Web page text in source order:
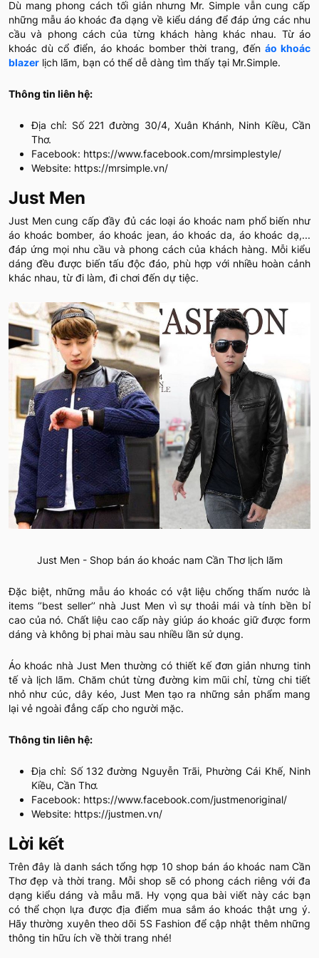
Dù mang phong cách tối giản nhưng Mr. Simple vẫn cung cấp
những mẫu áo khoác đa dạng về kiểu dáng để đáp ứng các nhu
cầu và phong cách của từng khách hàng khác nhau. Từ áo
khoác dù cổ điển, áo khoác bomber thời trang, đến áo khoác
blazer lịch lãm, bạn có thể dễ dàng tìm thấy tại Mr.Simple.
Thông tin liên hệ:
Địa chỉ: Số 221 đường 30/4, Xuân Khánh, Ninh Kiều, Cần
Thơ.
Facebook: https://www.facebook.com/mrsimplestyle/
Website: https://mrsimple.vn/
Just Men
Just Men cung cấp đầy đủ các loại áo khoác nam phổ biến như
áo khoác bomber, áo khoác jean, áo khoác da, áo khoác dạ,...
đáp ứng mọi nhu cầu và phong cách của khách hàng. Mỗi kiểu
dáng đều được biến tấu độc đáo, phù hợp với nhiều hoàn cảnh
khác nhau, từ đi làm, đi chơi đến dự tiệc.
Just Men - Shop bán áo khoác nam Cần Thơ lịch lãm
Đặc biệt, những mẫu áo khoác có vật liệu chống thấm nước là
items ‘’best seller’’ nhà Just Men vì sự thoải mái và tính bền bỉ
cao của nó. Chất liệu cao cấp này giúp áo khoác giữ được form
dáng và không bị phai màu sau nhiều lần sử dụng.
Áo khoác nhà Just Men thường có thiết kế đơn giản nhưng tinh
tế và lịch lãm. Chăm chút từng đường kim mũi chỉ, từng chi tiết
nhỏ như cúc, dây kéo, Just Men tạo ra những sản phẩm mang
lại vẻ ngoài đẳng cấp cho người mặc.
Thông tin liên hệ:
Địa chỉ: Số 132 đường Nguyễn Trãi, Phường Cái Khế, Ninh
Kiều, Cần Thơ.
Facebook: https://www.facebook.com/justmenoriginal/
Website: https://justmen.vn/
Lời kết
Trên đây là danh sách tổng hợp 10 shop bán áo khoác nam Cần
Thơ đẹp và thời trang. Mỗi shop sẽ có phong cách riêng với đa
dạng kiểu dáng và mẫu mã. Hy vọng qua bài viết này các bạn
có thể chọn lựa được địa điểm mua sắm áo khoác thật ưng ý.
Hãy thường xuyên theo dõi 5S Fashion để cập nhật thêm những
thông tin hữu ích về thời trang nhé!